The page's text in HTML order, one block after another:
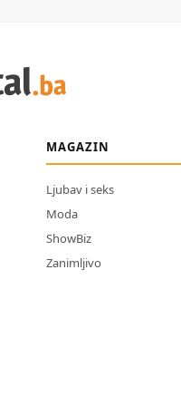
MAGAZIN
Ljubav i seks
Moda
ShowBiz
Zanimljivo